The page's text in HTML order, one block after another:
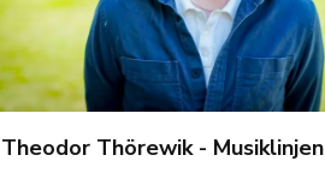
Theodor Thörewik - Musiklinjen